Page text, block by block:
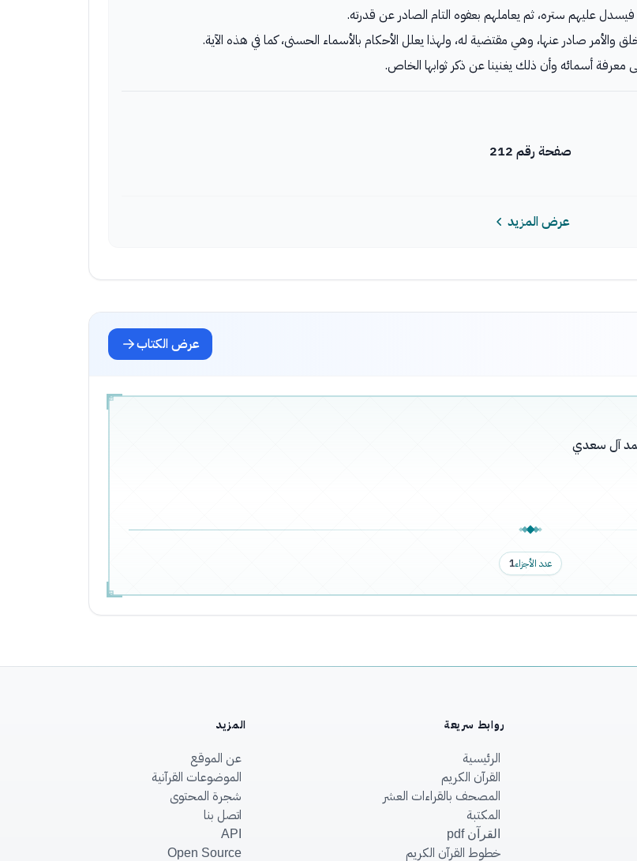
عليهم ستره، ثم يعاملهم بعفوه التام الصادر عن قدرته.
والأمر صادر عنها، وهي مقتضية له، ولهذا يعلل الأحكام بالأسماء الحسنى، كما في هذه الآية.
معرفة أسمائه وأن ذلك يغنينا عن ذكر ثوابها الخاص.
صفحة رقم 212
عرض المزيد
عرض الكتاب
حمد آل سعدي
عدد الأجزاء1
روابط سريعة
الرئيسية
القرآن الكريم
المصحف بالقراءات العشر
المكتبة
القرآن pdf
خطوط القرآن الكريم
المزيد
عن الموقع
الموضوعات القرآنية
شجرة المحتوى
اتصل بنا
API
Open Source